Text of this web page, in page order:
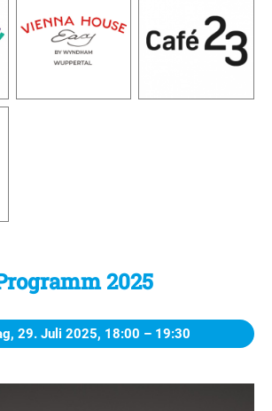
2025
29. Juli 2025, 18:00 – 19:30